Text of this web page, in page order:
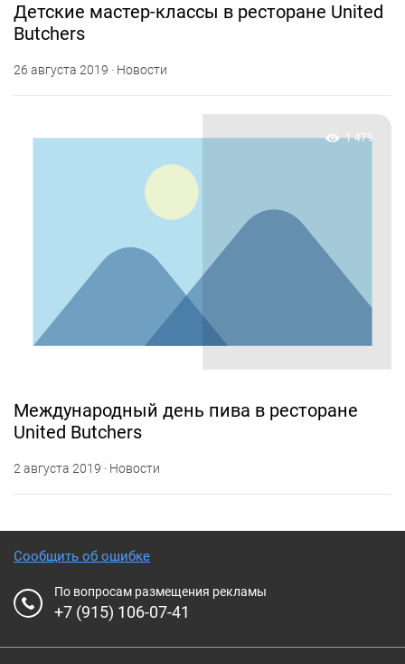
Детские мастер-классы в ресторане United
Butchers
26 августа 2019 · Новости
1 479
Международный день пива в ресторане
United Butchers
2 августа 2019 · Новости
Сообщить об ошибке
По вопросам размещения рекламы
+7 (915) 106-07-41